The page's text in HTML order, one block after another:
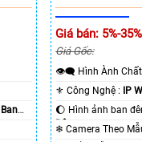
Giá bán: 5%-35%
Giá Gốc:
👁️‍🗨 Hình Ành
⚜️ Công Nghệ : IP
Ðêm.❄ Camera Theo